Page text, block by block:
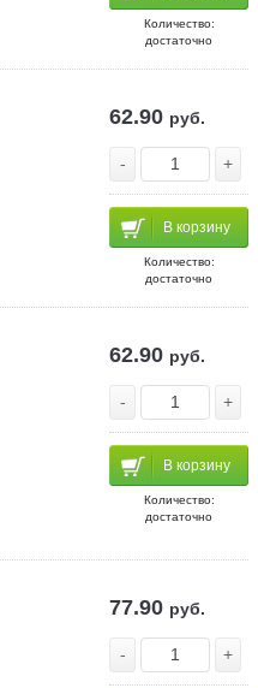
Количество:
достаточно
62.90 руб.
- +
В корзину
Количество:
достаточно
62.90 руб.
- +
В корзину
Количество:
достаточно
77.90 руб.
- +